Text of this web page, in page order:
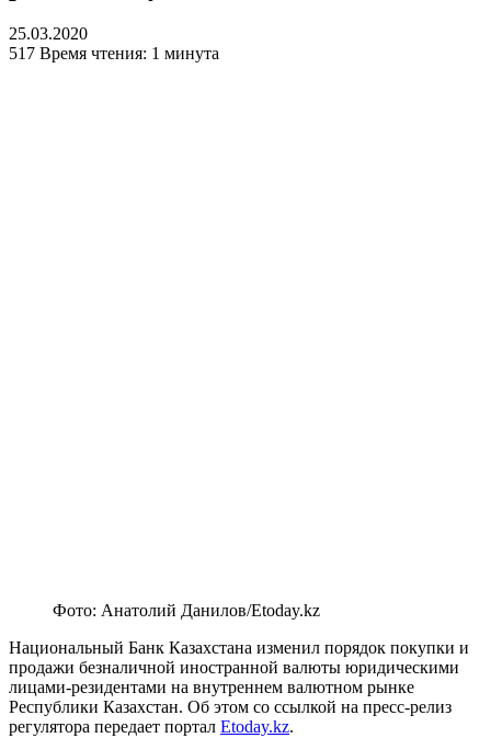
25.03.2020
517 Время чтения: 1 минута
Фото: Анатолий Данилов/Etoday.kz
Национальный Банк Казахстана изменил порядок покупки и
продажи безналичной иностранной валюты юридическими
лицами-резидентами на внутреннем валютном рынке
Республики Казахстан. Об этом со ссылкой на пресс-релиз
регулятора передает портал Etoday.kz.